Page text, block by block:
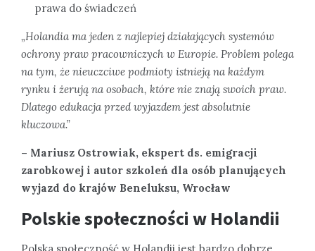
prawa do świadczeń
„Holandia ma jeden z najlepiej działających systemów
ochrony praw pracowniczych w Europie. Problem polega
na tym, że nieuczciwe podmioty istnieją na każdym
rynku i żerują na osobach, które nie znają swoich praw.
Dlatego edukacja przed wyjazdem jest absolutnie
kluczowa.”
– Mariusz Ostrowiak, ekspert ds. emigracji
zarobkowej i autor szkoleń dla osób planujących
wyjazd do krajów Beneluksu, Wrocław
Polskie społeczności w Holandii
Polska społeczność w Holandii jest bardzo dobrze